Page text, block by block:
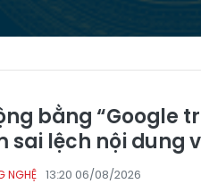
bằng “Google
sai lệch nội dung
NGHỆ 13:20 06/08/2026